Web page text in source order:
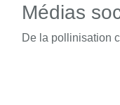
Médias
De la pollinisation